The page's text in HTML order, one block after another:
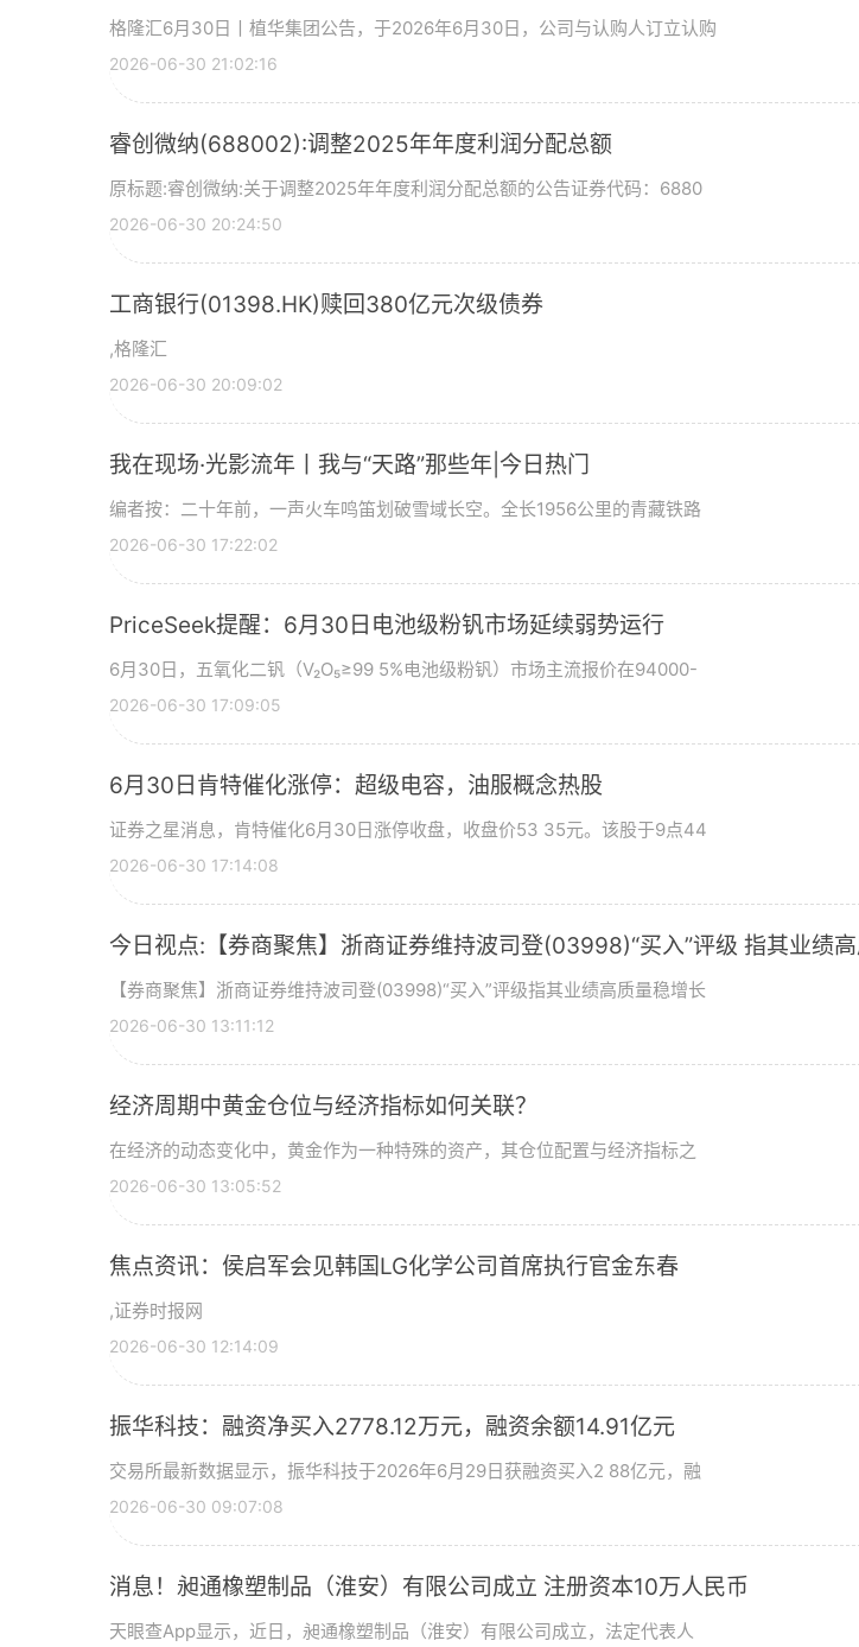
格隆汇6月30日丨植华集团公告，于2026年6月30日，公司与认购人订立认购
2026-06-30 21:02:16
睿创微纳(688002):调整2025年年度利润分配总额
原标题:睿创微纳:关于调整2025年年度利润分配总额的公告证券代码：6880
2026-06-30 20:24:50
工商银行(01398.HK)赎回380亿元次级债券
,格隆汇
2026-06-30 20:09:02
我在现场·光影流年丨我与“天路”那些年|今日热门
编者按：二十年前，一声火车鸣笛划破雪域长空。全长1956公里的青藏铁路
2026-06-30 17:22:02
PriceSeek提醒：6月30日电池级粉钒市场延续弱势运行
6月30日，五氧化二钒（V₂O₅≥99 5%电池级粉钒）市场主流报价在94000-
2026-06-30 17:09:05
6月30日肯特催化涨停：超级电容，油服概念热股
证券之星消息，肯特催化6月30日涨停收盘，收盘价53 35元。该股于9点44
2026-06-30 17:14:08
今日视点:【券商聚焦】浙商证券维持波司登(03998)“买入”评级 指其业绩
【券商聚焦】浙商证券维持波司登(03998)“买入”评级指其业绩高质量稳增长
2026-06-30 13:11:12
经济周期中黄金仓位与经济指标如何关联？
在经济的动态变化中，黄金作为一种特殊的资产，其仓位配置与经济指标之
2026-06-30 13:05:52
焦点资讯：侯启军会见韩国LG化学公司首席执行官金东春
,证券时报网
2026-06-30 12:14:09
振华科技：融资净买入2778.12万元，融资余额14.91亿元
交易所最新数据显示，振华科技于2026年6月29日获融资买入2 88亿元，融
2026-06-30 09:07:08
消息！昶通橡塑制品（淮安）有限公司成立 注册资本10万人民币
天眼查App显示，近日，昶通橡塑制品（淮安）有限公司成立，法定代表人